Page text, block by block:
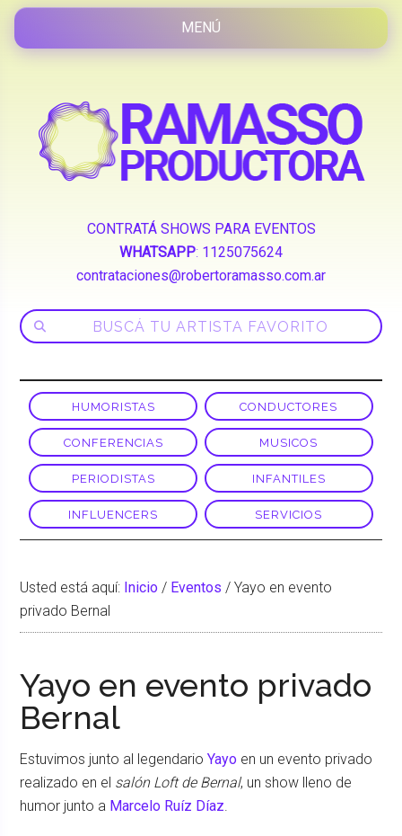
CONTRATÁ SHOWS PARA EVENTOS
WHATSAPP: 1125075624
contrataciones@robertoramasso.com.ar
HUMORISTAS CONDUCTORES
CONFERENCIAS MUSICOS
PERIODISTAS INFANTILES
INFLUENCERS SERVICIOS
Usted está aquí: Inicio / Eventos / Yayo en evento
privado Bernal
Yayo en evento privado
Bernal
Estuvimos junto al legendarioYayo en un evento privado
realizado en el salón Loft de Bernal, un show lleno de
humor junto a Marcelo Ruíz Díaz.